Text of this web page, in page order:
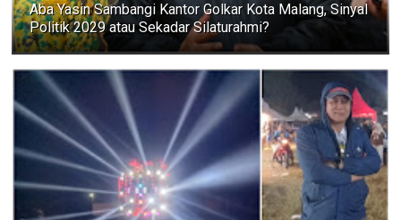
Aba Yasin Sambangi Kantor Golkar Kota Malang, Sinyal
Politik 2029 atau Sekadar Silaturahmi?